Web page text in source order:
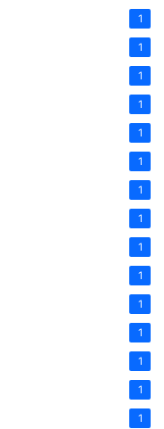
1
1
1
1
1
1
1
1
1
1
1
1
1
1
1